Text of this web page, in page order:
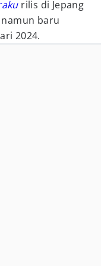
rilis di Jepang
baru
2024.